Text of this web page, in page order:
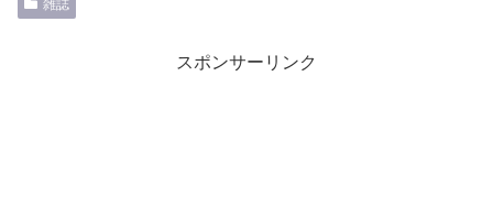
雑誌
スポンサーリンク